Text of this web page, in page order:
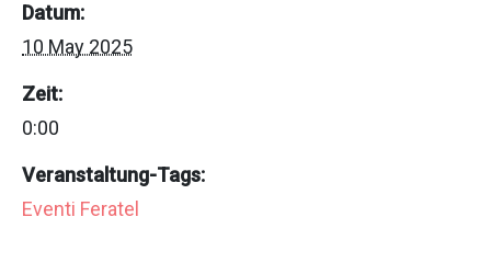
Datum:
10 May 2025
Zeit:
0:00
Veranstaltung-Tags:
Eventi Feratel